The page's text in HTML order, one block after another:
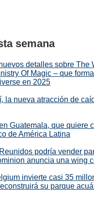
semana
detalles sobre The
Of Magic – que
en 2025
la nueva atracción de
Guatemala, que quiere
de América Latina
podría vender
anuncia una wing
invierte casi 35
su parque